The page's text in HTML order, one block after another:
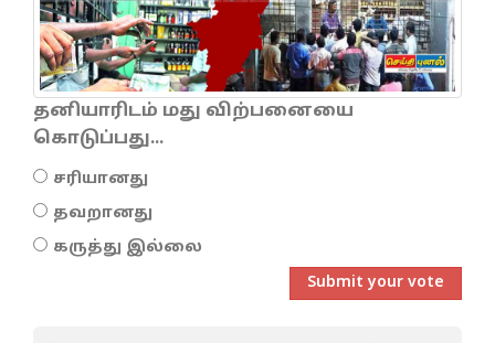
தனியாரிடம் மது விற்பனையை
கொடுப்பது...
சரியானது
தவறானது
கருத்து இல்லை
Submit your vote